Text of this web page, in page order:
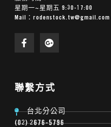
星期一~星期五 9:30-17:00
Mail： rodenstock.tw@gmail.com
聯繫方式
台北分公司
(02) 2676-5796